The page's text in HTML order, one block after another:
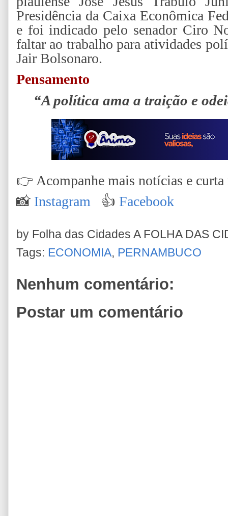
Presidência da Caixa Econômica
e foi indicado pelo senador Ciro
faltar ao trabalho para atividades
Jair Bolsonaro.
Pensamento
“A política ama a traição e
👉 Acompanhe mais notícias e curta
📸 Instagram 👍 Facebook
by Folha das Cidades A FOLHA DAS
Tags: ECONOMIA, PERNAMBUCO
Nenhum comentário:
Postar um comentário